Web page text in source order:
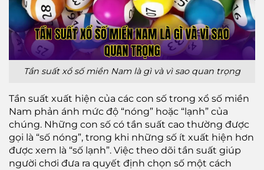
Tần suất xổ số miền Nam là gì và vì sao quan trọng
Tần suất xuất hiện của các con số trong xổ số miền
Nam phản ánh mức độ “nóng” hoặc “lạnh” của
chúng. Những con số có tần suất cao thường được
gọi là “số nóng”, trong khi những số ít xuất hiện hơn
được xem là “số lạnh”. Việc theo dõi tần suất giúp
người chơi đưa ra quyết định chọn số một cách